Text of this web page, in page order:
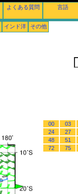
よくある質問 言語
インド洋 その他
00 03
24
27
48
51
72
75